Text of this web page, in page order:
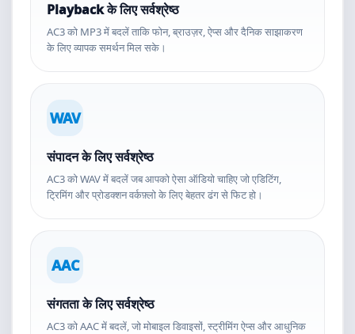
Playback के लिए सर्वश्रेष्ठ
AC3 को MP3 में बदलें ताकि फोन, ब्राउज़र, ऐप्स और दैनिक साझाकरण
के लिए व्यापक समर्थन मिल सके।
WAV
संपादन के लिए सर्वश्रेष्ठ
AC3 को WAV में बदलें जब आपको ऐसा ऑडियो चाहिए जो एडिटिंग,
ट्रिमिंग और प्रोडक्शन वर्कफ़्लो के लिए बेहतर ढंग से फिट हो।
AAC
संगतता के लिए सर्वश्रेष्ठ
AC3 को AAC में बदलें, जो मोबाइल डिवाइसों, स्ट्रीमिंग ऐप्स और आधुनिक